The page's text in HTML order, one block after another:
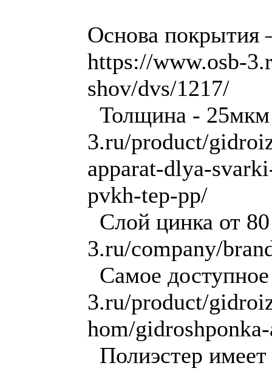
Основа покрытия
https://www.osb-
shov/dvs/1217/
Толщина -
3.ru/product/
apparat-dlya-
pvkh-tep-pp/
Слой цинка от
3.ru/company/
Самое
3.ru/product/
hom/
Полиэстер